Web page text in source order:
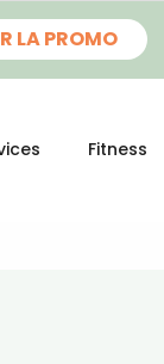
LA PROMO
Fitness